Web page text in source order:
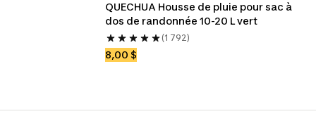
QUECHUA Housse de pluie pour sac à
dos de randonnée 10-20 L vert
(1 792)
8,00 $